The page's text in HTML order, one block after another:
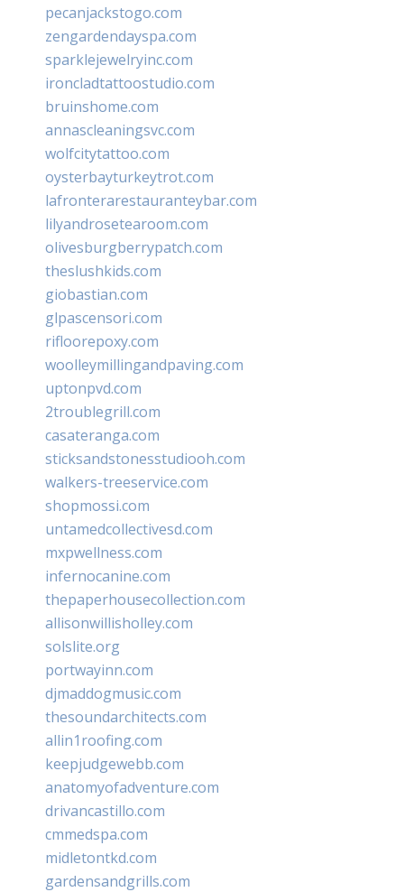
pecanjackstogo.com
zengardendayspa.com
sparklejewelryinc.com
ironcladtattoostudio.com
bruinshome.com
annascleaningsvc.com
wolfcitytattoo.com
oysterbayturkeytrot.com
lafronterarestauranteybar.com
lilyandrosetearoom.com
olivesburgberrypatch.com
theslushkids.com
giobastian.com
glpascensori.com
rifloorepoxy.com
woolleymillingandpaving.com
uptonpvd.com
2troublegrill.com
casateranga.com
sticksandstonesstudiooh.com
walkers-treeservice.com
shopmossi.com
untamedcollectivesd.com
mxpwellness.com
infernocanine.com
thepaperhousecollection.com
allisonwillisholley.com
solslite.org
portwayinn.com
djmaddogmusic.com
thesoundarchitects.com
allin1roofing.com
keepjudgewebb.com
anatomyofadventure.com
drivancastillo.com
cmmedspa.com
midletontkd.com
gardensandgrills.com